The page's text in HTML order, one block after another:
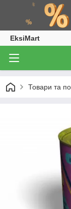
EksiMart
Товари та